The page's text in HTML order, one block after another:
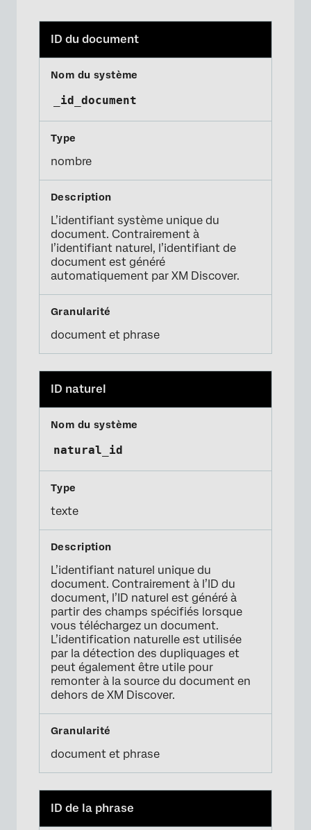
ID du document
_id_document
nombre
L’identifiant système unique du
document. Contrairement à
l’identifiant naturel, l’identifiant de
document est généré
automatiquement par XM Discover.
document et phrase
ID naturel
natural_id
texte
L’identifiant naturel unique du
document. Contrairement à l’ID du
document, l’ID naturel est généré à
partir des champs spécifiés lorsque
vous téléchargez un document.
L’identification naturelle est utilisée
par la détection des dupliquages et
peut également être utile pour
remonter à la source du document en
dehors de XM Discover.
document et phrase
ID de la phrase